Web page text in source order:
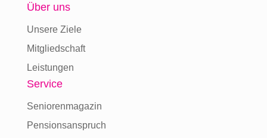
Über uns
Unsere Ziele
Mitgliedschaft
Leistungen
Service
Seniorenmagazin
Pensionsanspruch